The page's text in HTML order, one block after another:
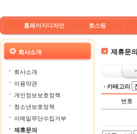
홈페이지디자인 호스팅
회사소개
회사소개
이용약관
개인정보보호정책
청소년보호정책
이메일무단수집거부
제휴문의
제휴문의
카테고리
번호